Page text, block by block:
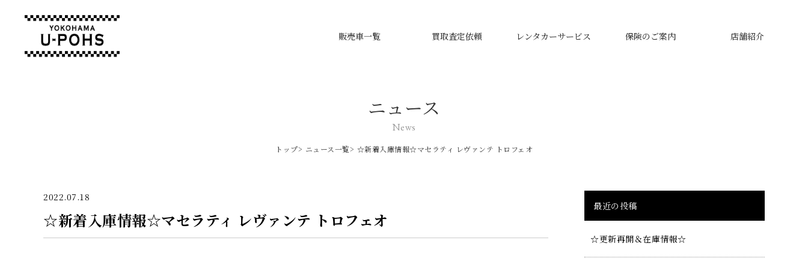
販売車一覧 買取査定依頼 レンタカーサービス 保険のご案内 店舗紹介
ニュース
News
トップ ニュース一覧 ☆新着入庫情報☆マセラティ レヴァンテ トロフェオ
2022.07.18
☆新着入庫情報☆マセラティ レヴァンテ トロフェオ
最近の投稿
☆更新再開＆在庫情報☆